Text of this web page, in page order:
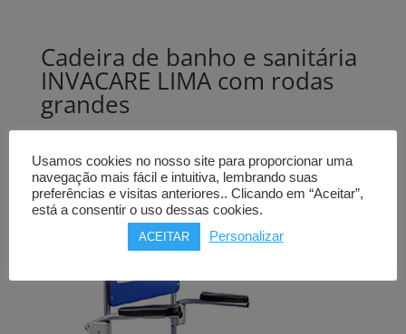
Cadeira de banho e sanitária
INVACARE LIMA com rodas
grandes
Comprar
Usamos cookies no nosso site para proporcionar uma
navegação mais fácil e intuitiva, lembrando suas
preferências e visitas anteriores.. Clicando em “Aceitar”,
está a consentir o uso dessas cookies.
ACEITAR Personalizar